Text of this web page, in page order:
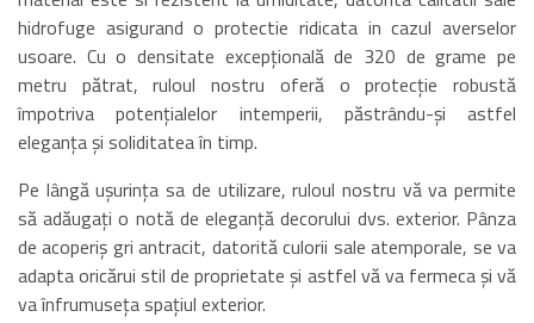
hidrofuge asigurand o protectie ridicata in cazul averselor
usoare. Cu o densitate excepțională de 320 de grame pe
metru pătrat, ruloul nostru oferă o protecție robustă
împotriva potențialelor intemperii, păstrându-și astfel
eleganța și soliditatea în timp.
Pe lângă ușurința sa de utilizare, ruloul nostru vă va permite
să adăugați o notă de eleganță decorului dvs. exterior. Pânza
de acoperiș gri antracit, datorită culorii sale atemporale, se va
adapta oricărui stil de proprietate și astfel vă va fermeca și vă
va înfrumuseța spațiul exterior.